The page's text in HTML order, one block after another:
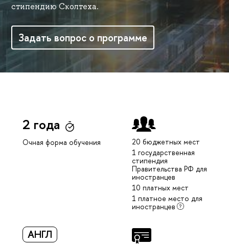
стипендию Сколтеха.
Задать вопрос о программе
2 года
Очная форма обучения
20 бюджетных мест
1 государственная
стипендия
Правительства РФ для
иностранцев
10 платных мест
1 платное место для
иностранцев
АНГЛ